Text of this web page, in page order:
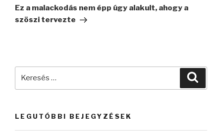
bejegyzés
Ez a malackodás nem épp úgy alakult, ahogy a
szöszi tervezte
LEGUTÓBBI BEJEGYZÉSEK